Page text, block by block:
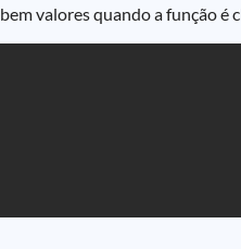
valores quando a função é